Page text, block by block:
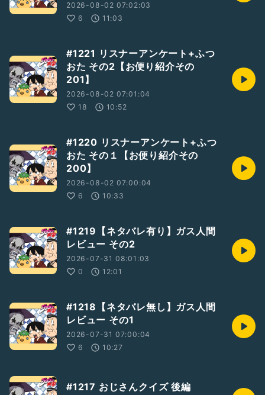
2026-08-02 07:02:03
6
11:03
#1221 リスナーアンケート+ふつ
おた その2【お便り紹介その
201】
2026-08-02 07:01:04
18
10:52
#1220 リスナーアンケート+ふつ
おた その１【お便り紹介その
200】
2026-08-02 07:00:04
6
10:33
#1219【ネタバレ有り】ガス人間
レビュー その2
2026-07-31 08:01:03
0
12:01
#1218【ネタバレ無し】ガス人間
レビュー その1
2026-07-31 07:00:04
6
10:27
#1217 おじさんクイズ 後編